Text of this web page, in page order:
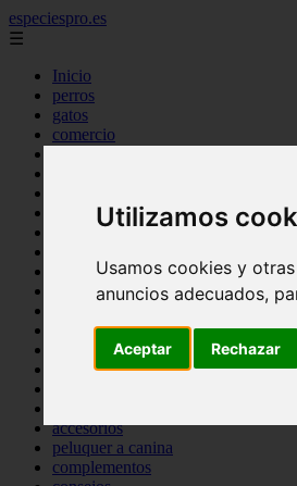
Utilizamos
Usamos cookies y
anuncios adecuados,
Aceptar Rechazar
especiespro.es
☰
Inicio
perros
gatos
comercio
tenencia responsable
mantenimiento
bienestar
peque os mam feros
verano
accesorios
peluquer a canina
complementos